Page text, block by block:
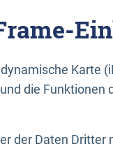
Karte
die
der Daten